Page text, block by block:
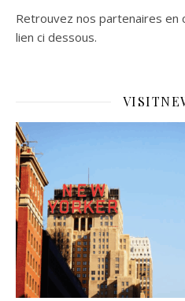
Retrouvez nos partenaires en
lien ci dessous.